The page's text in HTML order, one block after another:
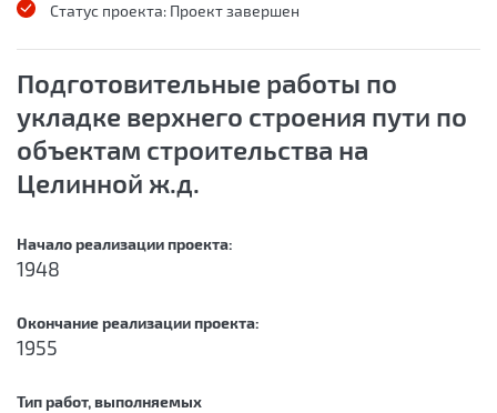
Статус проекта: Проект завершен
Подготовительные работы по
укладке верхнего строения пути по
объектам строительства на
Целинной ж.д.
Начало реализации проекта:
1948
Окончание реализации проекта:
1955
Тип работ, выполняемых